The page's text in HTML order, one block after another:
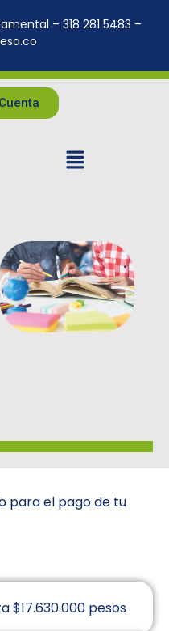
– 318 281 5483 –
para el pago de tu
$17.630.000 pesos